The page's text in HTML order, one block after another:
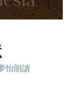
怡朗讀